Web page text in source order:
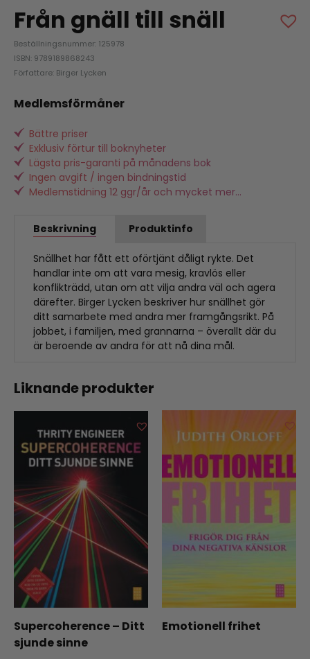
Från gnäll till snäll
Beställningsnummer: 125978
ISBN: 9789189868243
Författare: Birger Lycken
Medlemsförmåner
Bättre priser
Exklusiv förtur till boknyheter
Lägsta pris-garanti på månadens bok
Ingen avgift / ingen bindningstid
Medlemstidning 12 ggr/år och mycket mer...
Beskrivning Produktinfo
Snällhet har fått ett oförtjänt dåligt rykte. Det
handlar inte om att vara mesig, kravlös eller
konflikträdd, utan om att vilja andra väl och agera
därefter. Birger Lycken beskriver hur snällhet gör
ditt samarbete med andra mer framgångsrikt. På
jobbet, i familjen, med grannarna – överallt där du
är beroende av andra för att nå dina mål.
Liknande produkter
Supercoherence – Ditt
sjunde sinne
Emotionell frihet